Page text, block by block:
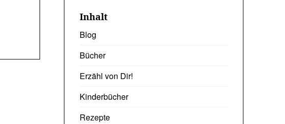
Inhalt
Blog
Bücher
Erzähl von Dir!
Kinderbücher
Rezepte